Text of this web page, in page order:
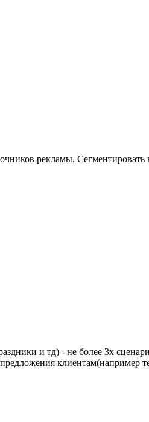
рекламы. Сегментировать
и тд) - не более 3х
клиентам(например